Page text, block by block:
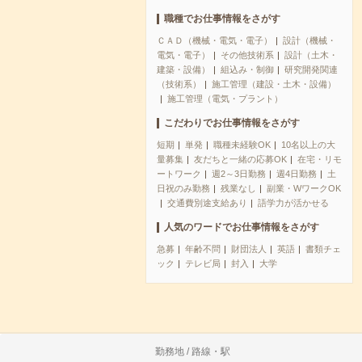
職種でお仕事情報をさがす
ＣＡＤ（機械・電気・電子）
設計（機械・
電気・電子）
その他技術系
設計（土木・
建築・設備）
組込み・制御
研究開発関連
（技術系）
施工管理（建設・土木・設備）
施工管理（電気・プラント）
こだわりでお仕事情報をさがす
短期 単発 職種未経験OK
10名以上の大
量募集
友だちと一緒の応募OK
在宅・リモ
ートワーク
週2～3日勤務 週4日勤務
土
日祝のみ勤務
残業なし
副業・WワークOK
交通費別途支給あり
語学力が活かせる
人気のワードでお仕事情報をさがす
急募 年齢不問 財団法人 英語
書類チェ
ック
テレビ局 封入 大学
勤務地 / 路線・駅